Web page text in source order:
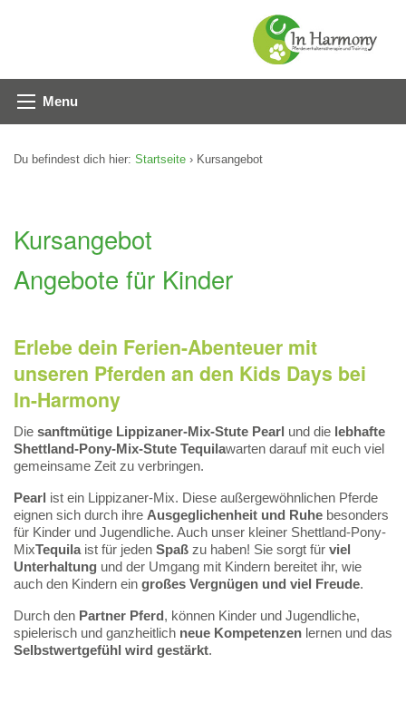
Menu
Du befindest dich hier: Startseite › Kursangebot
Kursangebot
Angebote für Kinder
Erlebe dein Ferien-Abenteuer mit
unseren Pferden an den Kids Days bei
In-Harmony
Die sanftmütige Lippizaner-Mix-Stute Pearl und die lebhafte
Shettland-Pony-Mix-Stute Tequilawarten darauf mit euch viel
gemeinsame Zeit zu verbringen.
Pearl ist ein Lippizaner-Mix. Diese außergewöhnlichen Pferde
eignen sich durch ihre Ausgeglichenheit und Ruhe besonders
für Kinder und Jugendliche. Auch unser kleiner Shettland-Pony-
MixTequila ist für jeden Spaß zu haben! Sie sorgt für viel
Unterhaltung und der Umgang mit Kindern bereitet ihr, wie
auch den Kindern ein großes Vergnügen und viel Freude.
Durch den Partner Pferd, können Kinder und Jugendliche,
spielerisch und ganzheitlich neue Kompetenzen lernen und das
Selbstwertgefühl wird gestärkt.